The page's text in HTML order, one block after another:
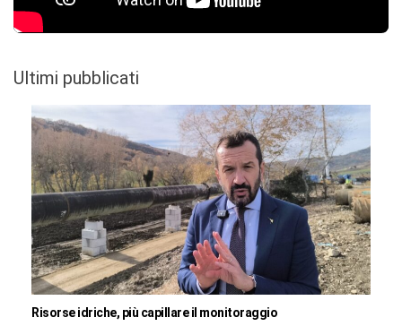
Ultimi pubblicati
Risorse idriche, più capillare il monitoraggio